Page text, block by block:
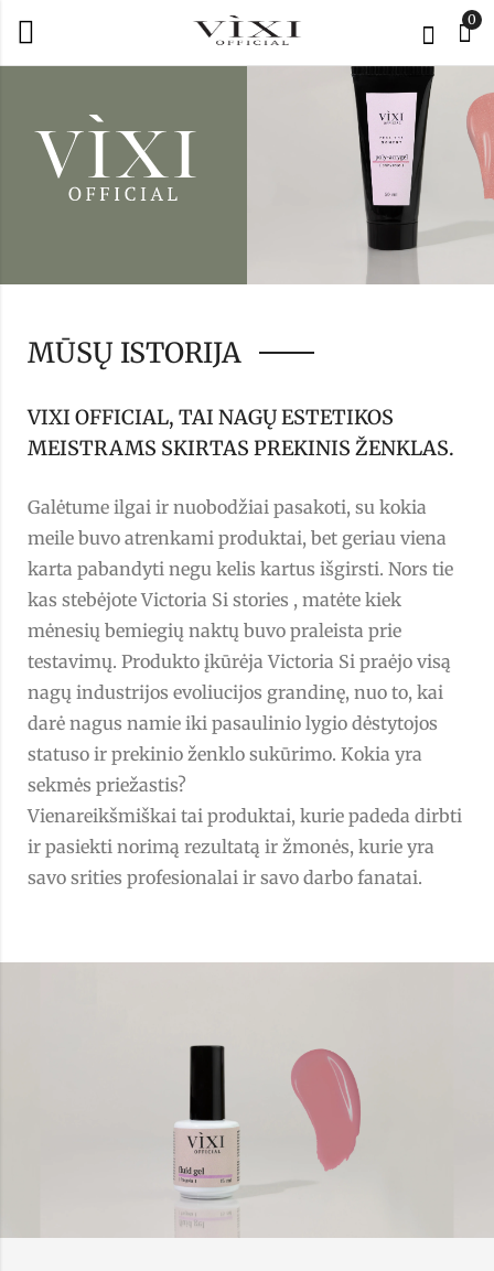
0
MŪSŲ ISTORIJA
VIXI OFFICIAL, TAI NAGŲ ESTETIKOS
MEISTRAMS SKIRTAS PREKINIS ŽENKLAS.
Galėtume ilgai ir nuobodžiai pasakoti, su kokia
meile buvo atrenkami produktai, bet geriau viena
karta pabandyti negu kelis kartus išgirsti. Nors tie
kas stebėjote Victoria Si stories , matėte kiek
mėnesių bemiegių naktų buvo praleista prie
testavimų. Produkto įkūrėja Victoria Si praėjo visą
nagų industrijos evoliucijos grandinę, nuo to, kai
darė nagus namie iki pasaulinio lygio dėstytojos
statuso ir prekinio ženklo sukūrimo. Kokia yra
sekmės priežastis?
Vienareikšmiškai tai produktai, kurie padeda dirbti
ir pasiekti norimą rezultatą ir žmonės, kurie yra
savo srities profesionalai ir savo darbo fanatai.